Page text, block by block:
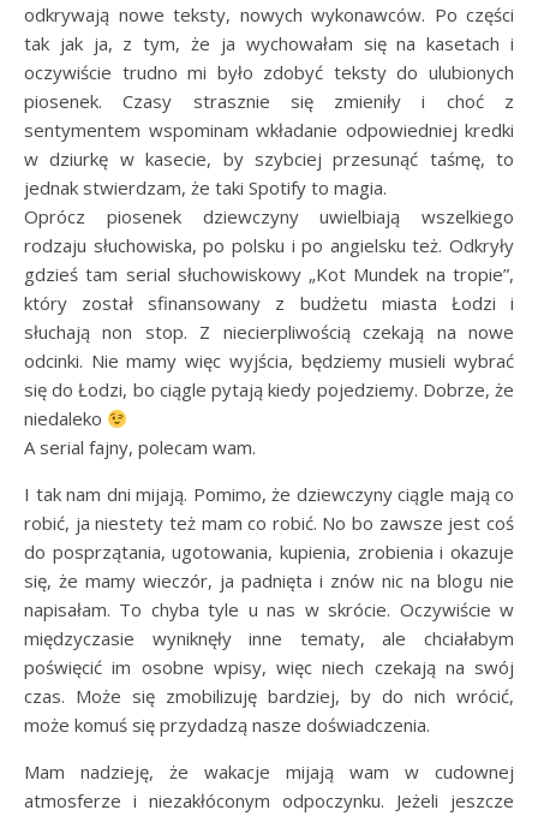
odkrywają nowe teksty, nowych wykonawców. Po części
tak jak ja, z tym, że ja wychowałam się na kasetach i
oczywiście trudno mi było zdobyć teksty do ulubionych
piosenek. Czasy strasznie się zmieniły i choć z
sentymentem wspominam wkładanie odpowiedniej kredki
w dziurkę w kasecie, by szybciej przesunąć taśmę, to
jednak stwierdzam, że taki Spotify to magia.
Oprócz piosenek dziewczyny uwielbiają wszelkiego
rodzaju słuchowiska, po polsku i po angielsku też. Odkryły
gdzieś tam serial słuchowiskowy „Kot Mundek na tropie”,
który został sfinansowany z budżetu miasta Łodzi i
słuchają non stop. Z niecierpliwością czekają na nowe
odcinki. Nie mamy więc wyjścia, będziemy musieli wybrać
się do Łodzi, bo ciągle pytają kiedy pojedziemy. Dobrze, że
niedaleko
A serial fajny, polecam wam.
I tak nam dni mijają. Pomimo, że dziewczyny ciągle mają co
robić, ja niestety też mam co robić. No bo zawsze jest coś
do posprzątania, ugotowania, kupienia, zrobienia i okazuje
się, że mamy wieczór, ja padnięta i znów nic na blogu nie
napisałam. To chyba tyle u nas w skrócie. Oczywiście w
międzyczasie wyniknęły inne tematy, ale chciałabym
poświęcić im osobne wpisy, więc niech czekają na swój
czas. Może się zmobilizuję bardziej, by do nich wrócić,
może komuś się przydadzą nasze doświadczenia.
Mam nadzieję, że wakacje mijają wam w cudownej
atmosferze i niezakłóconym odpoczynku. Jeżeli jeszcze